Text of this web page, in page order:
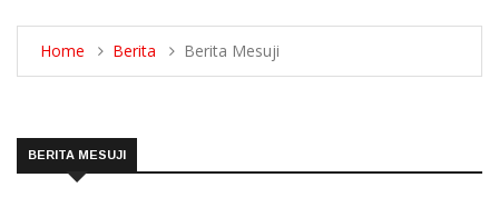
Home Berita Berita Mesuji
BERITA MESUJI